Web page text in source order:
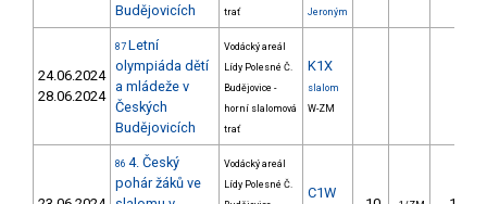
Budějovicích
trať
Jeroným
24.06.2024
28.06.2024
87 Letní
olympiáda dětí
a mládeže v
Českých
Budějovicích
Vodácký areál
Lídy Polesné Č.
Budějovice -
horní slalomová
trať
K1X
slalom
W-ZM
86 4. Český
pohár žáků ve
Vodácký areál
Lídy Polesné Č.
C1W